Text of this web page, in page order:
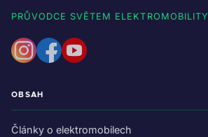
PRŮVODCE SVĚTEM ELEKTROMOBILITY
OBSAH
Články o elektromobilech